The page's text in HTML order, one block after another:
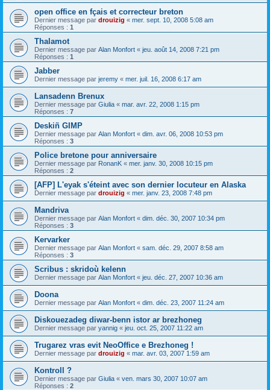
open office en fçais et correcteur breton
Dernier message par drouizig « mer. sept. 10, 2008 5:08 am
Réponses : 1
Thalamot
Dernier message par Alan Monfort « jeu. août 14, 2008 7:21 pm
Réponses : 1
Jabber
Dernier message par jeremy « mer. juil. 16, 2008 6:17 am
Lansadenn Brenux
Dernier message par Giulia « mar. avr. 22, 2008 1:15 pm
Réponses : 7
Deskiñ GIMP
Dernier message par Alan Monfort « dim. avr. 06, 2008 10:53 pm
Réponses : 3
Police bretone pour anniversaire
Dernier message par RonanK « mer. janv. 30, 2008 10:15 pm
Réponses : 2
[AFP] L'eyak s'éteint avec son dernier locuteur en Alaska
Dernier message par drouizig « mer. janv. 23, 2008 7:48 pm
Mandriva
Dernier message par Alan Monfort « dim. déc. 30, 2007 10:34 pm
Réponses : 3
Kervarker
Dernier message par Alan Monfort « sam. déc. 29, 2007 8:58 am
Réponses : 3
Scribus : skridoù kelenn
Dernier message par Alan Monfort « jeu. déc. 27, 2007 10:36 am
Doona
Dernier message par Alan Monfort « dim. déc. 23, 2007 11:24 am
Diskouezadeg diwar-benn istor ar brezhoneg
Dernier message par yannig « jeu. oct. 25, 2007 11:22 am
Trugarez vras evit NeoOffice e Brezhoneg !
Dernier message par drouizig « mar. avr. 03, 2007 1:59 am
Kontroll ?
Dernier message par Giulia « ven. mars 30, 2007 10:07 am
Réponses : 2